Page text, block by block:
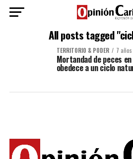
All posts tagged
TERRITORIO & PODER 7
Mortandad de peces
obedece a un ciclo